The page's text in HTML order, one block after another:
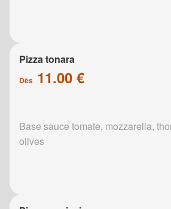
Pizza tonara
Dès 11.00 €
Base sauce tomate, mozzarella,
olives